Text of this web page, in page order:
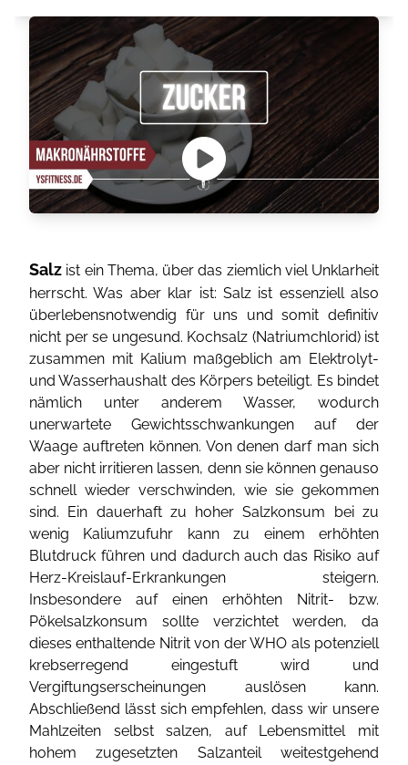
Salz ist ein Thema, über das ziemlich viel Unklarheit
herrscht. Was aber klar ist: Salz ist essenziell also
überlebensnotwendig für uns und somit definitiv
nicht per se ungesund. Kochsalz (Natriumchlorid) ist
zusammen mit Kalium maßgeblich am Elektrolyt-
und Wasserhaushalt des Körpers beteiligt. Es bindet
nämlich unter anderem Wasser, wodurch
unerwartete Gewichtsschwankungen auf der
Waage auftreten können. Von denen darf man sich
aber nicht irritieren lassen, denn sie können genauso
schnell wieder verschwinden, wie sie gekommen
sind. Ein dauerhaft zu hoher Salzkonsum bei zu
wenig Kaliumzufuhr kann zu einem erhöhten
Blutdruck führen und dadurch auch das Risiko auf
Herz-Kreislauf-Erkrankungen steigern.
Insbesondere auf einen erhöhten Nitrit- bzw.
Pökelsalzkonsum sollte verzichtet werden, da
dieses enthaltende Nitrit von der WHO als potenziell
krebserregend eingestuft wird und
Vergiftungserscheinungen auslösen kann.
Abschließend lässt sich empfehlen, dass wir unsere
Mahlzeiten selbst salzen, auf Lebensmittel mit
hohem zugesetzten Salzanteil weitestgehend